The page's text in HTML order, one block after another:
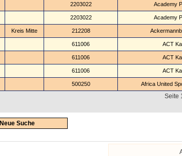
2203022 Academy
2203022 Academy
Kreis Mitte 212208
611006 ACT
611006 ACT
611006 ACT
500250 Africa United
Seite
Neue Suche